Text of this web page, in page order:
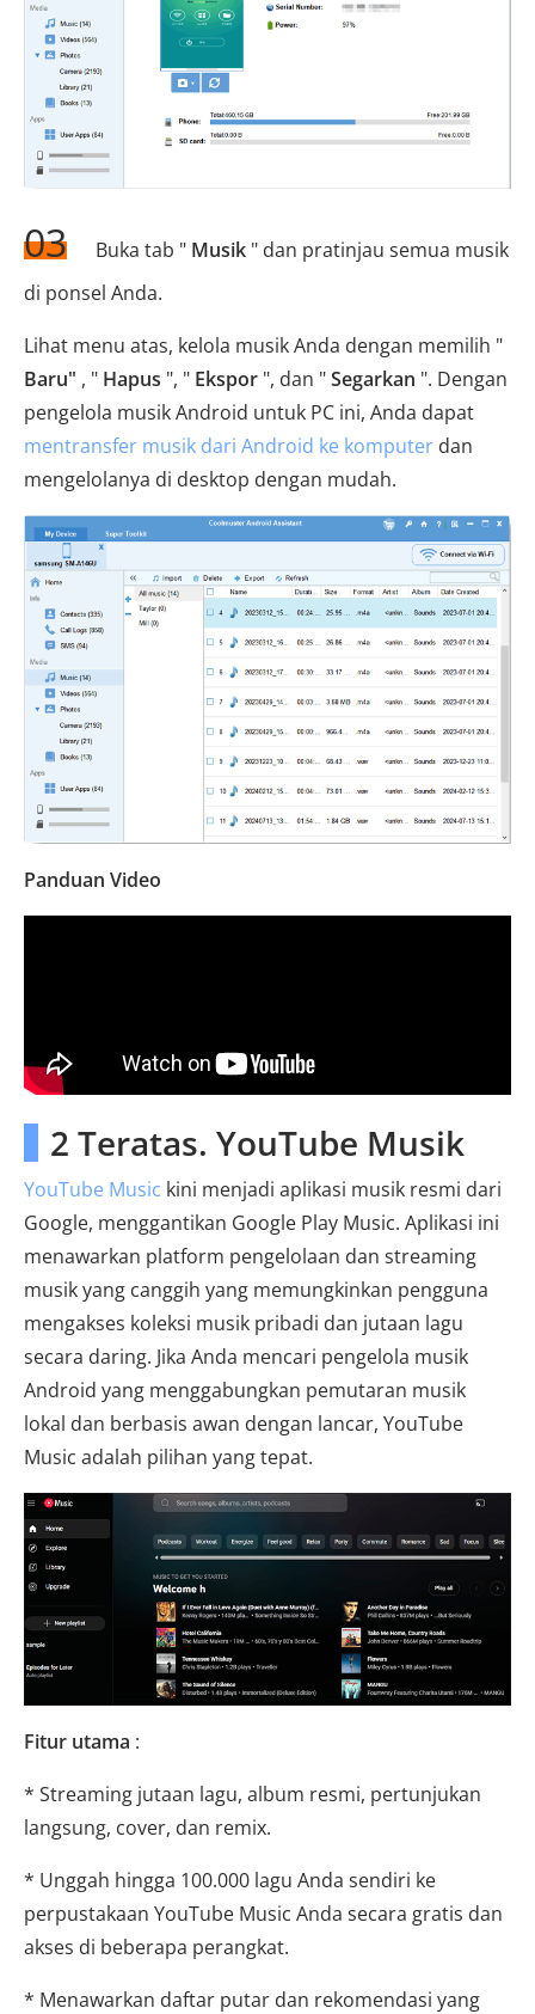
03 Buka tab " Musik " dan pratinjau semua musik
di ponsel Anda.
Lihat menu atas, kelola musik Anda dengan memilih "
Baru" , " Hapus ", " Ekspor ", dan "Segarkan ". Dengan
pengelola musik Android untuk PC ini, Anda dapat
mentransfer musik dari Android ke komputer dan
mengelolanya di desktop dengan mudah.
Panduan Video
2 Teratas. YouTube Musik
YouTube Music kini menjadi aplikasi musik resmi dari
Google, menggantikan Google Play Music. Aplikasi ini
menawarkan platform pengelolaan dan streaming
musik yang canggih yang memungkinkan pengguna
mengakses koleksi musik pribadi dan jutaan lagu
secara daring. Jika Anda mencari pengelola musik
Android yang menggabungkan pemutaran musik
lokal dan berbasis awan dengan lancar, YouTube
Music adalah pilihan yang tepat.
Fitur utama :
* Streaming jutaan lagu, album resmi, pertunjukan
langsung, cover, dan remix.
* Unggah hingga 100.000 lagu Anda sendiri ke
perpustakaan YouTube Music Anda secara gratis dan
akses di beberapa perangkat.
* Menawarkan daftar putar dan rekomendasi yang